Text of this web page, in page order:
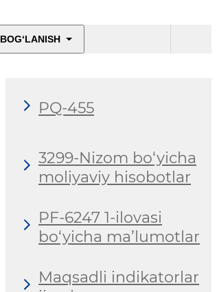
BOG‘LANISH
PQ-455
3299-Nizom bo‘yicha
moliyaviy hisobotlar
PF-6247 1-ilovasi
bo‘yicha ma’lumotlar
Maqsadli indikatorlar